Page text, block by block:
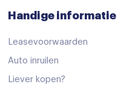
Handige informatie
Leasevoorwaarden
Auto inruilen
Liever kopen?